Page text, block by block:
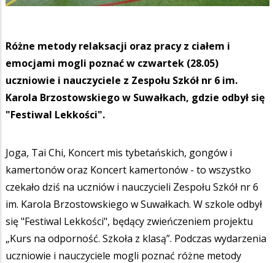
Różne metody relaksacji oraz pracy z ciałem i
emocjami mogli poznać w czwartek (28.05)
uczniowie i nauczyciele z Zespołu Szkół nr 6 im.
Karola Brzostowskiego w Suwałkach, gdzie odbył się
"Festiwal Lekkości".
Joga, Tai Chi, Koncert mis tybetańskich, gongów i
kamertonów oraz Koncert kamertonów - to wszystko
czekało dziś na uczniów i nauczycieli Zespołu Szkół nr 6
im. Karola Brzostowskiego w Suwałkach. W szkole odbył
się "Festiwal Lekkości", będący zwieńczeniem projektu
„Kurs na odporność. Szkoła z klasą”. Podczas wydarzenia
uczniowie i nauczyciele mogli poznać różne metody